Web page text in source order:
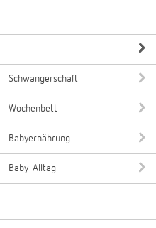
Schwangerschaft
Wochenbett
Babyernährung
Baby-Alltag